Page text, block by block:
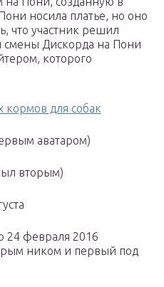
носила платье, но оно
что участник решил
смены Дискорда на Пони
которого
кормов для собак
аватаром)
вторым)
24 февраля 2016
ником и первый под